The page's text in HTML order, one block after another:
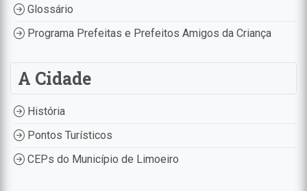
Glossário
Programa Prefeitas e Prefeitos Amigos da Criança
A Cidade
História
Pontos Turísticos
CEPs do Município de Limoeiro